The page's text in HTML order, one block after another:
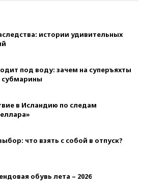
истории удивительных
под воду: зачем на суперъяхты
субмарины
в Исландию по следам
что взять с собой в отпуск?
обувь лета – 2026